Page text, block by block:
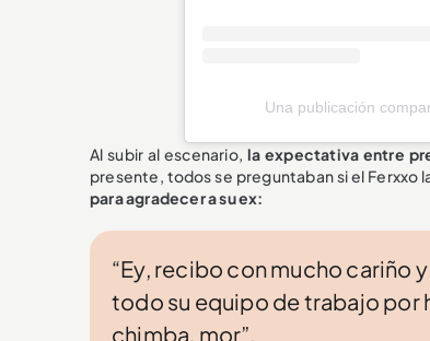
Una publicación
Al subir al escenario, la expectativa entre
presente, todos se preguntaban si el Ferxxo
para agradecer a su ex:
“Ey, recibo con mucho cariño
todo su equipo de trabajo por
chimba, mor”.